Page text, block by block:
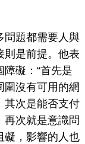
題都需要人與
則是前提。他表
礙：“首先是
圍沒有可用的網
其次是能否支付
再次就是意識問
礙，影響的人也